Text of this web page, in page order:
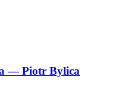
— Piotr Bylica